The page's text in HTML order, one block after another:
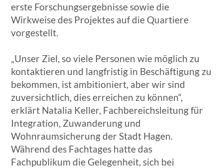
erste Forschungsergebnisse sowie die
Wirkweise des Projektes auf die Quartiere
vorgestellt.
„Unser Ziel, so viele Personen wie möglich zu
kontaktieren und langfristig in Beschäftigung zu
bekommen, ist ambitioniert, aber wir sind
zuversichtlich, dies erreichen zu können“,
erklärt Natalia Keller, Fachbereichsleitung für
Integration, Zuwanderung und
Wohnraumsicherung der Stadt Hagen.
Während des Fachtages hatte das
Fachpublikum die Gelegenheit, sich bei